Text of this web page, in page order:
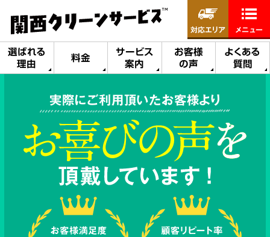
選ばれる
理由
料金
サービス
案内
お客様
の声
よくある
質問
対応エリア メニュー
実際にご利用頂いたお客様より